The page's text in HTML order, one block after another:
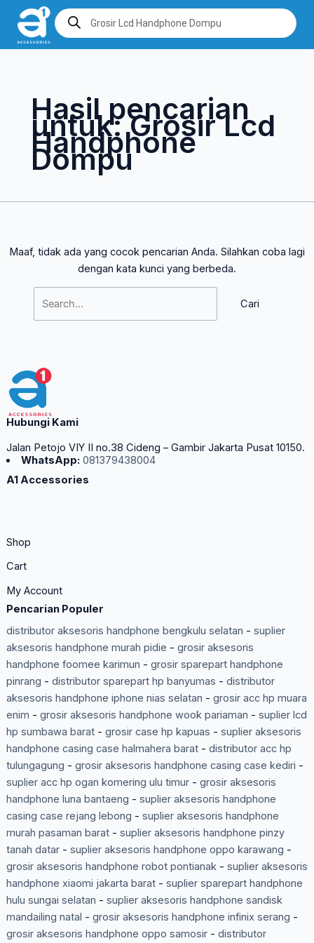
Lewati
konten
Products
search
Hasil pencarian
untuk:Grosir Lcd
Handphone
Dompu
Maaf, tidak ada yang cocok pencarian Anda. Silahkan coba lagi
dengan kata kunci yang berbeda.
Cari
untuk:
Hubungi Kami
Jalan Petojo VIY II no.38 Cideng – Gambir Jakarta Pusat 10150.
WhatsApp: 081379438004
A1 Accessories
Shop
Cart
My Account
Pencarian Populer
distributor aksesoris handphone bengkulu selatan - suplier
aksesoris handphone murah pidie - grosir aksesoris
handphone foomee karimun - grosir sparepart handphone
pinrang - distributor sparepart hp banyumas - distributor
aksesoris handphone iphone nias selatan - grosir acc hp muara
enim - grosir aksesoris handphone wook pariaman - suplier lcd
hp sumbawa barat- grosir case hp kapuas - suplier aksesoris
handphone casing case halmahera barat- distributor acc hp
tulungagung - grosir aksesoris handphone casing case kediri -
suplier acc hp ogan komering ulu timur- grosir aksesoris
handphone luna bantaeng - suplier aksesoris handphone
casing case rejang lebong - suplier aksesoris handphone
murah pasaman barat- suplier aksesoris handphone pinzy
tanah datar- suplier aksesoris handphone oppo karawang -
grosir aksesoris handphone robot pontianak- suplier aksesoris
handphone xiaomi jakarta barat- suplier sparepart handphone
hulu sungai selatan - suplier aksesoris handphone sandisk
mandailing natal - grosir aksesoris handphone infinix serang -
grosir aksesoris handphone oppo samosir- distributor